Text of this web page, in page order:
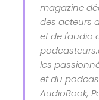
magazine
des acteurs
et de l'audio
les
et du
AudioBook,